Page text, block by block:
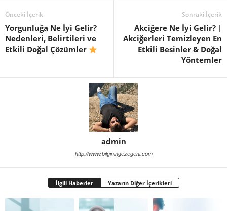
Önceki İçerik
Yorgunluğa Ne İyi Gelir?
Nedenleri, Belirtileri ve
Etkili Doğal Çözümler
Sonraki İçerik
Akciğere Ne İyi Gelir? |
Akciğerleri Temizleyen En
Etkili Besinler & Doğal
Yöntemler
admin
http://www.bilginingezegeni.com
İlgili Haberler Yazarın Diğer İçerikleri